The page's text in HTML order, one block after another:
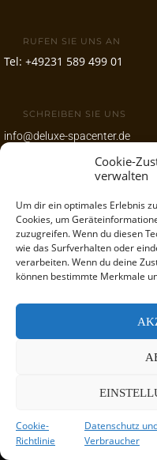
Cookie-
verwalten
Um dir ein optimales Erlebnis
Cookies, um
zuzugreifen. Wenn du diesen
wie das Surfverhalten oder
verarbeiten. Wenn du deine
können bestimmte Merkmale
Cookie-
Richtlinie
Datenschutz
Verbraucher
RUFEN SIE UNS AN
Tel: +49231 589 499 01
SCHREIBEN SIE UNS
info@deluxe-spacenter.de
www.deluxe-spacenter.de
UNSERE ADRESSE
Wambeler Hellweg 118
44143 Dortmund